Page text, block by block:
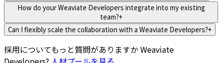
How do your Weaviate Developers integrate into my existing
team?+
Can I flexibly scale the collaboration with a Weaviate Developers?+
採用についてもっと質問がありますかWeaviate